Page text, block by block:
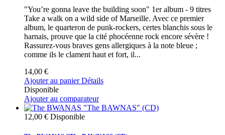
"You’re gonna leave the building soon" 1er album - 9 titres
Take a walk on a wild side of Marseille. Avec ce premier
album, le quarteron de punk-rockers, certes blanchis sous le
harnais, prouve que la cité phocéenne rock encore sévère !
Rassurez-vous braves gens allergiques à la note bleue ;
comme ils le clament haut et fort, il...
14,00 €
Ajouter au panier Détails
Disponible
Ajouter au comparateur
12,00 € Disponible